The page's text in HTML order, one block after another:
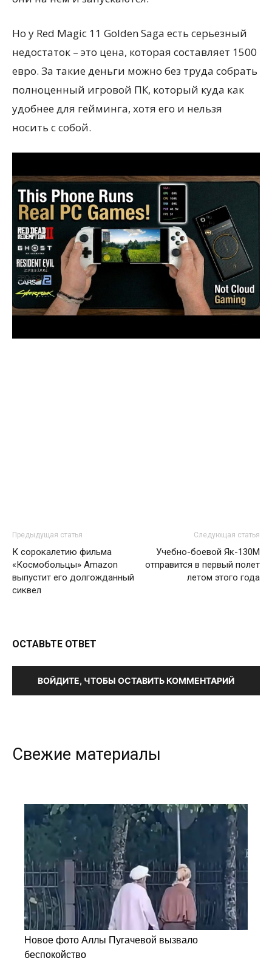
Но у Red Magic 11 Golden Saga есть серьезный
недостаток – это цена, которая составляет 1500
евро. За такие деньги можно без труда собрать
полноценный игровой ПК, который куда как
удобнее для гейминга, хотя его и нельзя
носить с собой.
Предыдущая статья
К сорокалетию фильма
«Космобольцы» Amazon
выпустит его долгожданный
сиквел
Следующая статья
Учебно-боевой Як-130М
отправится в первый полет
летом этого года
ОСТАВЬТЕ ОТВЕТ
ВОЙДИТЕ, ЧТОБЫ ОСТАВИТЬ КОММЕНТАРИЙ
Свежие материалы
Новое фото Аллы Пугачевой вызвало
беспокойство